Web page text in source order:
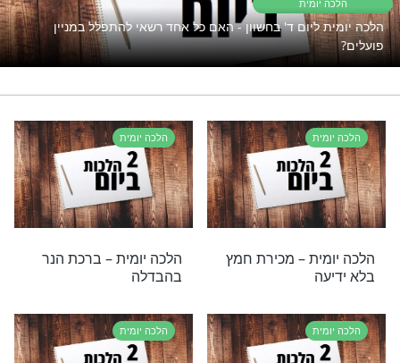
פאזל בשבת
את השפע אבל המצב תקוע?נסו את זה
תוכן בנושא הלכה יומית